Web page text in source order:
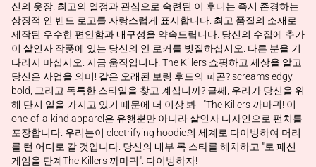
신의 옷장. 최고의 열정과 관심으로 숙련된 이 후디는 즉시 존경하는
상징적 인 밴드 로고를 자랑스럽게 표시합니다. 최고 품질의 소재로
제작된 우수한 편안함과 내구성을 약속드립니다. 당신의 수집에 추가
이 살인자 작풍에 있는 당신의 안 로커를 빗질하십시오. 다른 분을 기
다리지 마십시오. 지금 움직입니다. The Killers 쇼핑하고 세상을 알고
당신은 사업을 의미! 같은 오래된 보링 후드의 피곤? screams edgy,
bold, 그리고 독특한 스타일을 찾고 계십니까? 글쎄, 우리가 당신을 위
해 단지 일을 가지고 있기 때문에 더 이상 봐 - "The Killers 까마귀! 이
one-of-a-kind apparel은 유행뿐만 아니라 살인자 디자인으로 펀치를
포장합니다. 우리는이 electrifying hoodie의 세계로 다이빙하여 머리
를 턴 어디로 갈 것입니다. 당신의 내부 록 스타를 해치하고 "로 패션
게임을 단계The Killers 까마귀". 다이빙하자!